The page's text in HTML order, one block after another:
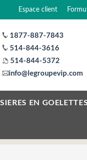
Espace client
1877-887-7843
514-844-3616
514-844-5372
info@legroupevip.com
EN